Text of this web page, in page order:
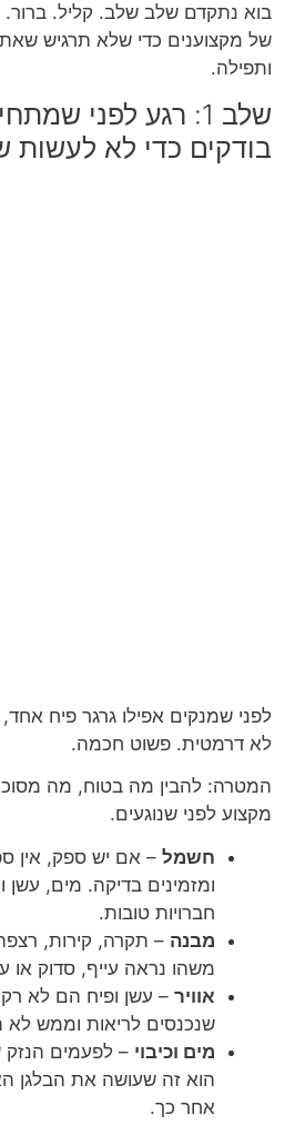
בוא נתקדם שלב שלב. קליל. ברור.
של מקצוענים כדי שלא תרגיש
ותפילה.
שלב 1: רגע לפני
בודקים כדי לא לעשות
לפני שמנקים אפילו גרגר פיח
לא דרמטית. פשוט חכמה.
המטרה: להבין מה בטוח, מה
מקצוע לפני שנוגעים.
חשמל – אם יש ספק, אין
ומזמינים בדיקה. מים, עשן
חברויות טובות.
מבנה – תקרה, קירות,
משהו נראה עייף, סדוק או
אוויר – עשן ופיח הם לא
שנכנסים לריאות וממש לא
מים וכיבוי – לפעמים
הוא זה שעושה את הבלגן
אחר כך.